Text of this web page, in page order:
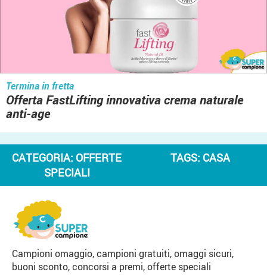
Termina in fretta
Offerta FastLifting innovativa crema naturale
anti-age
CATEGORIA: OFFERTE
SPECIALI
TAGS: CASA
Campioni omaggio, campioni gratuiti, omaggi sicuri,
buoni sconto, concorsi a premi, offerte speciali